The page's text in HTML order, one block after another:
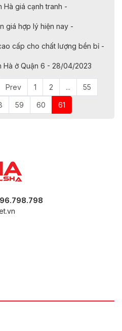
Hà giá cạnh tranh -
giá hợp lý hiện nay -
cấp cho chất lượng bền bỉ -
Hà ở Quận 6 - 28/04/2023
Prev 1 2 ... 55
59 60 61